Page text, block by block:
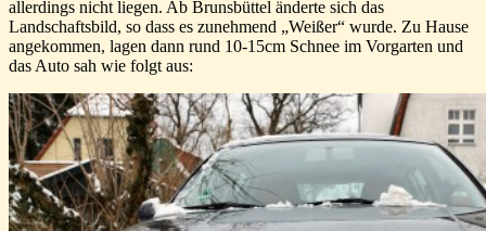
allerdings nicht liegen. Ab Brunsbüttel änderte sich das
Landschaftsbild, so dass es zunehmend „Weißer“ wurde. Zu Hause
angekommen, lagen dann rund 10-15cm Schnee im Vorgarten und
das Auto sah wie folgt aus: